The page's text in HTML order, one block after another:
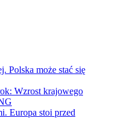
Polska może stać się
Wzrost krajowego
Europa stoi przed